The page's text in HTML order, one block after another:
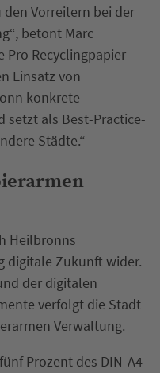
Vorreitern bei der
betont Marc
Pro Recyclingpapier
Einsatz von
konkrete
setzt als Best-Practice-
Städte.“
Heilbronns
digitale Zukunft wider.
der digitalen
verfolgt die Stadt
Verwaltung.
Prozent des DIN-A4-